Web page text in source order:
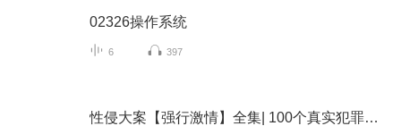
02326操作系统
6 397
性侵大案【强行激情】全集| 100个真实犯罪现场